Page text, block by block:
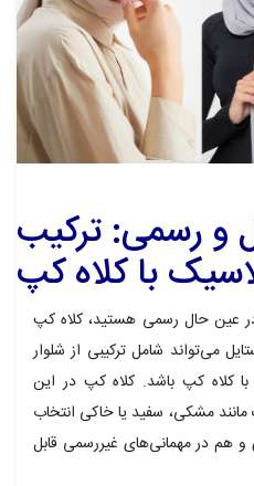
و رسمی: ترکیب
با کلاه کپ
عین حال رسمی هستید، کلاه کپ
می‌تواند شامل ترکیبی از شلوار
کلاه کپ باشد. کلاه کپ در این
مشکی، سفید یا خاکی انتخاب
در مهمانی‌های غیررسمی قابل